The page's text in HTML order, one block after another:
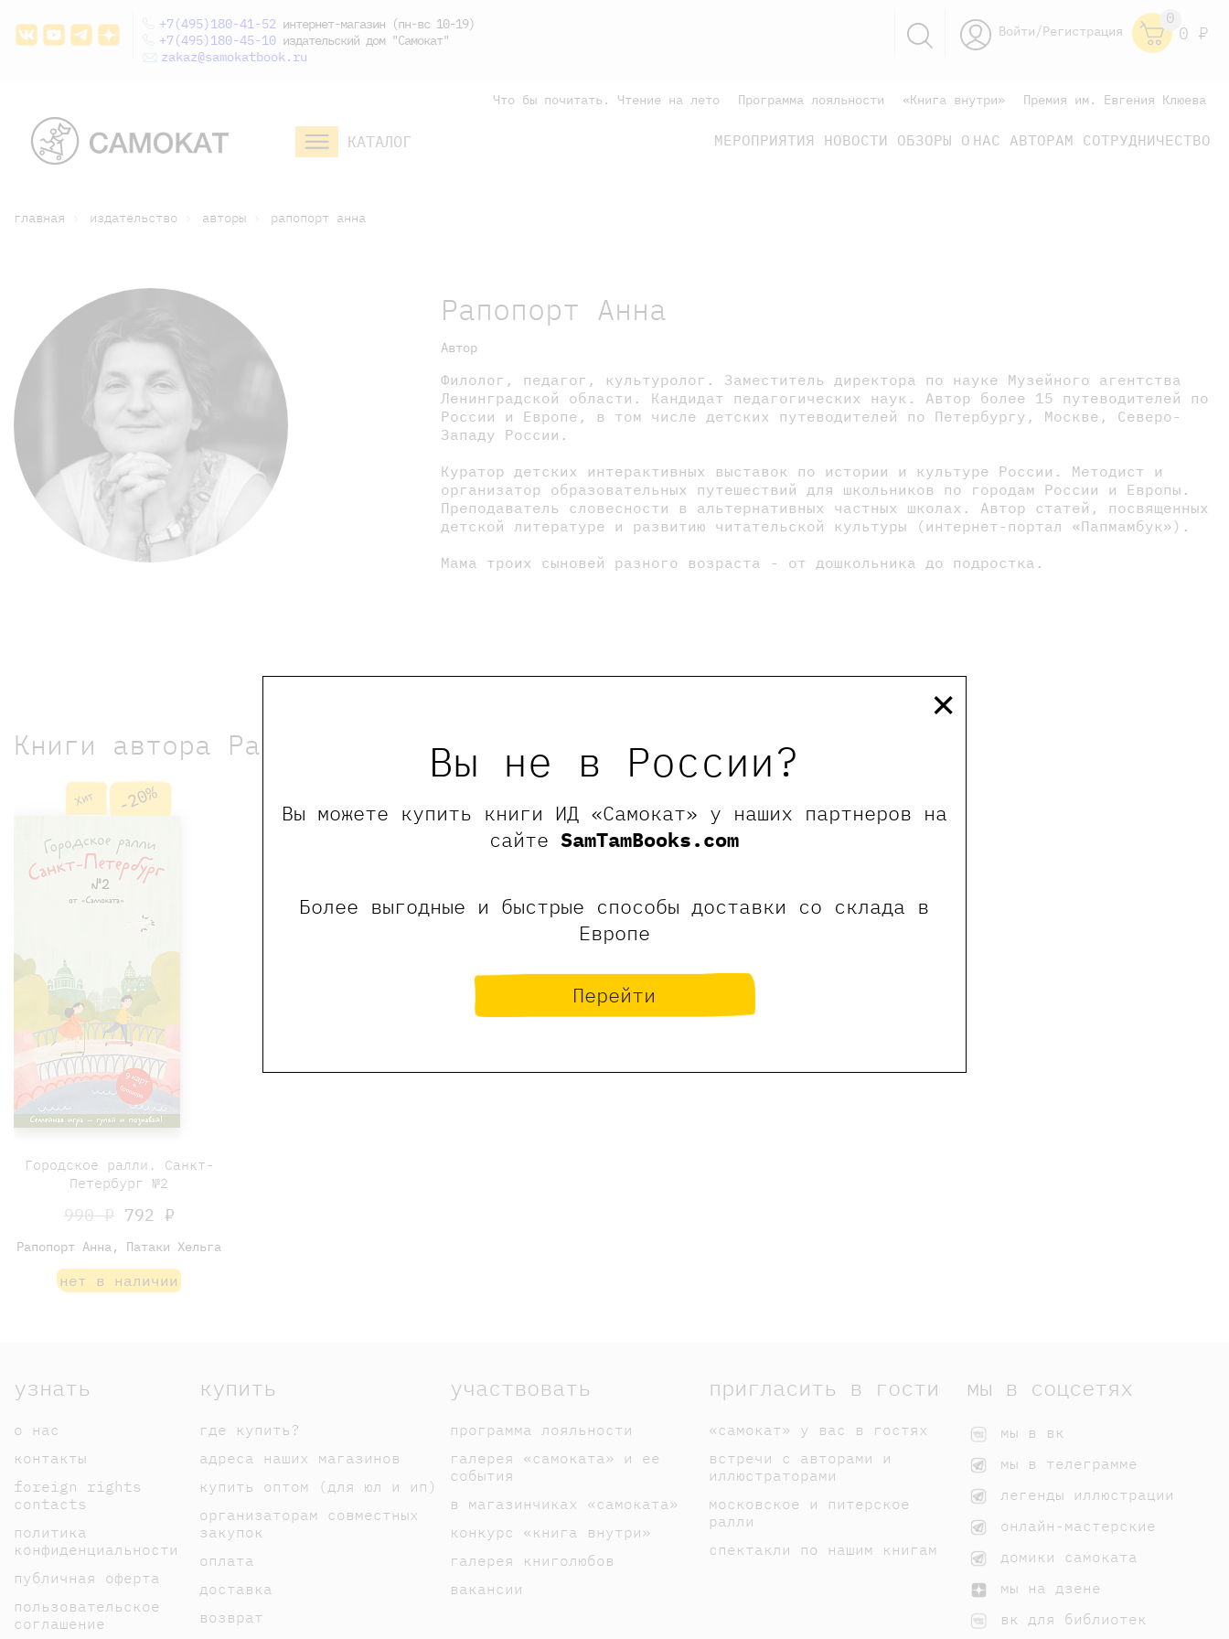
Вы не в России?
Вы можете купить книги ИД «Самокат» у наших партнеров на
сайтеSamTamBooks.com
Более выгодные и быстрые способы доставки со склада в
Европе
Перейти
×
+7(495)180-41-52 интернет-магазин (пн-вс 10-19)
+7(495)180-45-10 издательский дом "Самокат"
zakaz@samokatbook.ru
Войти/Регистрация
0
0 Р
Что бы почитать. Чтение на лето Программа лояльности «Книга внутри» Премия им. Евгения Клюева
КАТАЛОГ МЕРОПРИЯТИЯ НОВОСТИ ОБЗОРЫ О НАС АВТОРАМ СОТРУДНИЧЕСТВО
дошкольникам
главная издательство авторы рапопорт анна
Рапопорт Анна
Автор
Филолог, педагог, культуролог. Заместитель директора по науке Музейного агентства
Ленинградской области. Кандидат педагогических наук. Автор более 15 путеводителей по
России и Европе, в том числе детских путеводителей по Петербургу, Москве, Северо-
Западу России.
Куратор детских интерактивных выставок по истории и культуре России. Методист и
организатор образовательных путешествий для школьников по городам России и Европы.
Преподаватель словесности в альтернативных частных школах. Автор статей, посвященных
детской литературе и развитию читательской культуры (интернет-портал «Папмамбук»).
Мама троих сыновей разного возраста - от дошкольника до подростка.
Книги автора Рапопорт Анны
Хит -20%
Городское ралли. Санкт-
Петербург №2
990 ₽792 ₽
Рапопорт Анна, Патаки Хельга
нет в наличии
узнать
о нас
контакты
foreign rights
contacts
политика
конфиденциальности
публичная оферта
пользовательское
соглашение
купить
где купить?
адреса наших магазинов
купить оптом (для юл и ип)
организаторам совместных
закупок
оплата
доставка
возврат
участвовать
программа лояльности
галерея «самоката» и ее
события
в магазинчиках «самоката»
конкурс «книга внутри»
галерея книголюбов
вакансии
пригласить в гости
«самокат» у вас в гостях
встречи с авторами и
иллюстраторами
московское и питерское
ралли
спектакли по нашим книгам
мы в соцсетях
мы в вк
мы в телеграмме
легенды иллюстрации
онлайн-мастерские
домики самоката
мы на дзене
вк для библиотек